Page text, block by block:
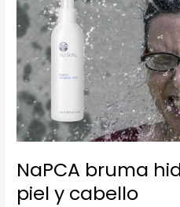
NaPCA bruma
piel y cabello
hidratante
para
piel
y
cabello